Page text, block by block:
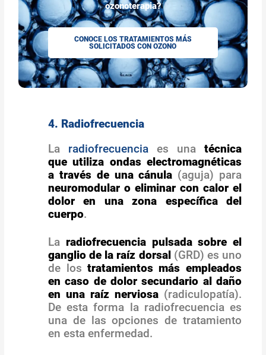
ozonoterapia?
CONOCE LOS TRATAMIENTOS MÁS
SOLICITADOS CON OZONO
4. Radiofrecuencia
La radiofrecuencia es una técnica
que utiliza ondas electromagnéticas
a través de una cánula (aguja) para
neuromodular o eliminar con calor el
dolor en una zona específica del
cuerpo.
La radiofrecuencia pulsada sobre el
ganglio de la raíz dorsal(GRD) es uno
de los tratamientos más empleados
en caso de dolor secundario al daño
en una raíz nerviosa (radiculopatía).
De esta forma la radiofrecuencia es
una de las opciones de tratamiento
en esta enfermedad.